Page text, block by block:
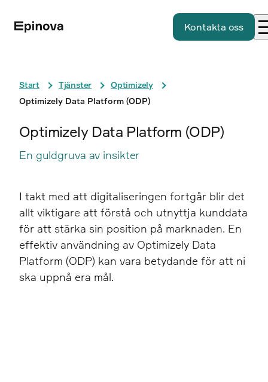
Kontakta oss
Start Tjänster
Optimizely
Optimizely Data Platform (ODP)
Optimizely Data Platform (ODP)
En guldgruva av insikter
I takt med att digitaliseringen fortgår blir det
allt viktigare att förstå och utnyttja kunddata
för att stärka sin position på marknaden. En
effektiv användning av Optimizely Data
Platform (ODP) kan vara betydande för att ni
ska uppnå era mål.